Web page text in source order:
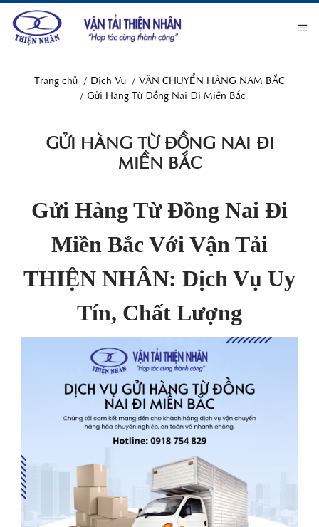
Trang chủ Dịch Vụ
VẬN CHUYỂN HÀNG NAM BẮC
Gửi Hàng Từ Đồng Nai Đi Miền Bắc
GỬI HÀNG TỪ ĐỒNG NAI ĐI
MIỀN BẮC
Gửi Hàng Từ Đồng Nai Đi
Miền Bắc Với Vận Tải
THIỆN NHÂN: Dịch Vụ Uy
Tín, Chất Lượng